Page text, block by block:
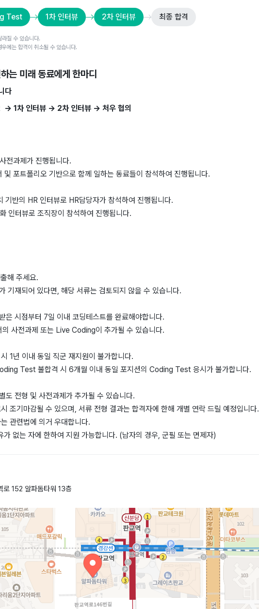
Test 1차 인터뷰 2차 인터뷰 최종 합격
질 수 있습니다.
에는 합격이 취소될 수 있습니다.
는 미래 동료에게 한마디
다
1차 인터뷰 → 2차 인터뷰 → 처우 협의
전과제가 진행됩니다.
및 포트폴리오 기반으로 함께 일하는 동료들이 참석하여 진행됩니다.
기반의 HR 인터뷰로 HR담당자가 참석하여 진행됩니다.
인터뷰로 조직장이 참석하여 진행됩니다.
해 주세요.
기재되어 있다면, 해당 서류는 검토되지 않을 수 있습니다.
은 시점부터 7일 이내 코딩테스트를 완료해야합니다.
의 사전과제 또는 Live Coding이 추가될 수 있습니다.
1년 이내 동일 직군 재지원이 불가합니다.
Test 불합격 시 6개월 이내 동일 포지션의 Coding Test 응시가 불가합니다.
도 전형 및 사전과제가 추가될 수 있습니다.
조기마감될 수 있으며, 서류 전형 결과는 합격자에 한해 개별 연락 드릴 예정입니다.
관련법에 의거 우대합니다.
가 없는 자에 한하여 지원 가능합니다. (남자의 경우, 군필 또는 면제자)
로 152 알파돔타워 13층